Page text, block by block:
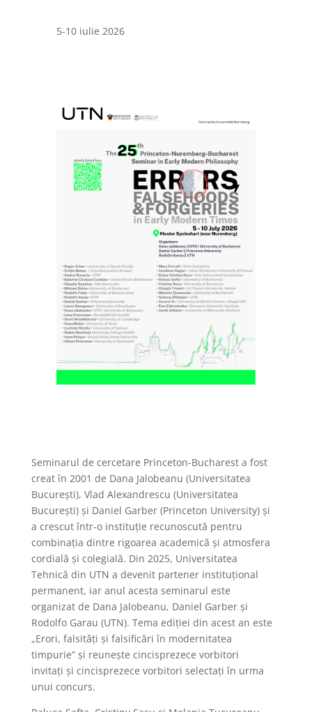
5-10 iulie 2026
Seminarul de cercetare Princeton-Bucharest a fost
creat în 2001 de Dana Jalobeanu (Universitatea
București), Vlad Alexandrescu (Universitatea
București) și Daniel Garber (Princeton University) și
a crescut într-o instituție recunoscută pentru
combinația dintre rigoarea academică și atmosfera
cordială și colegială. Din 2025, Universitatea
Tehnică din UTN a devenit partener instituțional
permanent, iar anul acesta seminarul este
organizat de Dana Jalobeanu, Daniel Garber și
Rodolfo Garau (UTN). Tema ediției din acest an este
„Erori, falsități și falsificări în modernitatea
timpurie” și reunește cincisprezece vorbitori
invitați și cincisprezece vorbitori selectați în urma
unui concurs.